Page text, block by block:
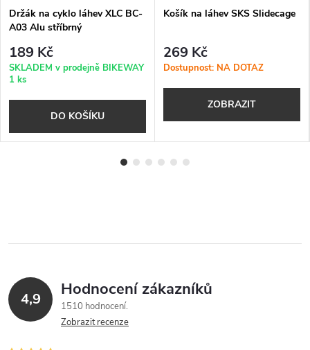
Držák na cyklo láhev XLC BC-
A03 Alu stříbrný
189 Kč
SKLADEM v prodejně BIKEWAY
1 ks
DO KOŠÍKU
Košík na láhev SKS Slidecage
269 Kč
Dostupnost: NA DOTAZ
ZOBRAZIT
4,9 Hodnocení zákazníků
1510 hodnocení
Zobrazit recenze